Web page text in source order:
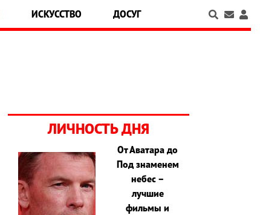
ИСКУССТВО ДОСУГ
ЛИЧНОСТЬ ДНЯ
От Аватара до
Под знаменем
небес –
лучшие
фильмы и